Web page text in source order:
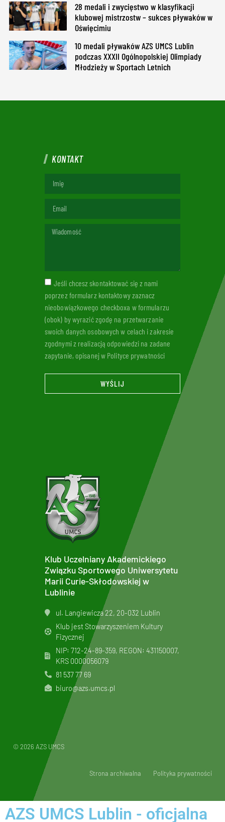
28 medali i zwycięstwo w klasyfikacji
klubowej mistrzostw – sukces pływaków w
Oświęcimiu
10 medali pływaków AZS UMCS Lublin
podczas XXXII Ogólnopolskiej Olimpiady
Młodzieży w Sportach Letnich
KONTAKT
Jeśli chcesz skontaktować się z nami
poprzez formularz kontaktowy zaznacz
nieobowiązkowego checkboxa w formularzu
(obok) by wyrazić zgodę na przetwarzanie
swoich danych osobowych w celach i zakresie
zgodnymi z realizacją odpowiedzi na zadane
zapytanie, opisanej w Polityce prywatności
WYŚLIJ
Klub Uczelniany Akademickiego
Związku Sportowego Uniwersytetu
Marii Curie-Skłodowskiej w
Lublinie
ul. Langiewicza 22, 20-032 Lublin
Klub jest Stowarzyszeniem Kultury
Fizycznej
NIP: 712-24-89-359, REGON: 431150007,
KRS 0000056079
81 537 77 69
biuro@azs.umcs.pl
© 2026 AZS UMCS
Strona archiwalna Polityka prywatności
AZS UMCS Lublin - oficjalna